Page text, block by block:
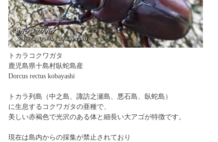
トカラコクワガタ
鹿児島県十島村臥蛇島産
Dorcus rectus kobayashi
トカラ列島（中之島、諏訪之瀬島、悪石島、臥蛇島）
に生息するコクワガタの亜種で、
美しい赤褐色で光沢のある体と細長い大アゴが特徴です。
現在は島内からの採集が禁止されており